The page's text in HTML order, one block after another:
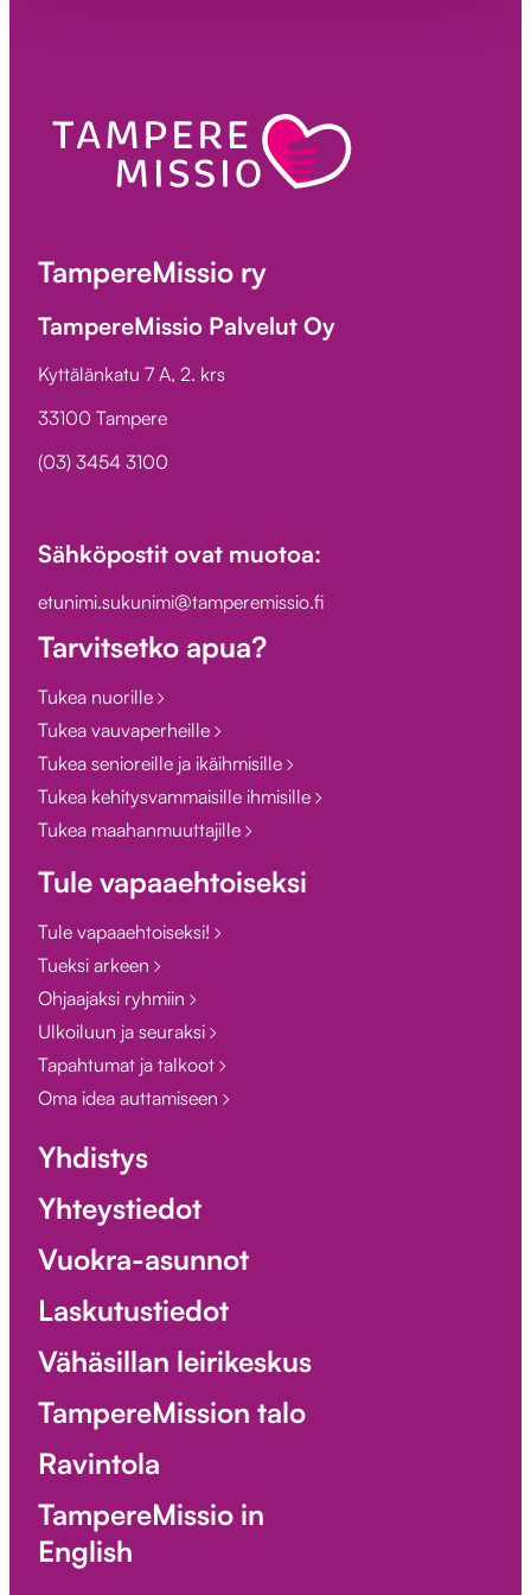
TampereMissio ry
TampereMissio Palvelut Oy
Kyttälänkatu 7 A, 2. krs
33100 Tampere
(03) 3454 3100
Sähköpostit ovat muotoa:
etunimi.sukunimi@tamperemissio.fi
Tarvitsetko apua?
Tukea nuorille
Tukea vauvaperheille
Tukea senioreille ja ikäihmisille
Tukea kehitysvammaisille ihmisille
Tukea maahanmuuttajille
Tule vapaaehtoiseksi
Tule vapaaehtoiseksi!
Tueksi arkeen
Ohjaajaksi ryhmiin
Ulkoiluun ja seuraksi
Tapahtumat ja talkoot
Oma idea auttamiseen
Yhdistys
Yhteystiedot
Vuokra-asunnot
Laskutustiedot
Vähäsillan leirikeskus
TampereMission talo
Ravintola
TampereMissio in
English